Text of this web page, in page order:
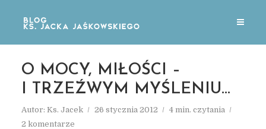
O MOCY, MIŁOŚCI –
I TRZEŹWYM MYŚLENIU…
Autor: Ks. Jacek 26 stycznia 2012
4 min. czytania
2 komentarze